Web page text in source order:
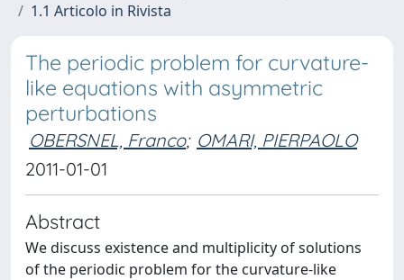
1.1 Articolo in Rivista
The periodic problem for curvature-
like equations with asymmetric
perturbations
OBERSNEL, Franco; OMARI, PIERPAOLO
2011-01-01
Abstract
We discuss existence and multiplicity of solutions
of the periodic problem for the curvature-like